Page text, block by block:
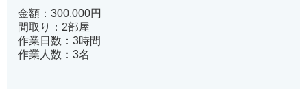
金額：300,000円
間取り：2部屋
作業日数：3時間
作業人数：3名